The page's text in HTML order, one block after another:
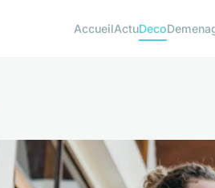
AccueilActuDeco